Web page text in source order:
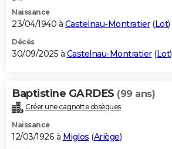
Naissance
23/04/1940 à Castelnau-Montratier(Lot)
Décès
30/09/2025 à Castelnau-Montratier(Lot)
Baptistine GARDES (99 ans)
Créer une cagnotte obsèques
Naissance
12/03/1926 à Miglos (Ariège)